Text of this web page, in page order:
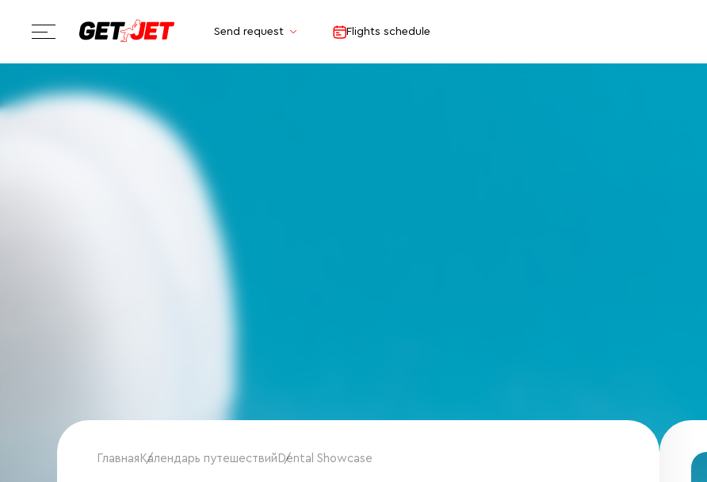
Send request Flights schedule
Главная /
Календарь путешествий /
Dental Showcase